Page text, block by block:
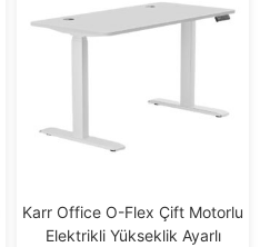
Karr Office O-Flex Çift Motorlu
Elektrikli Yükseklik Ayarlı